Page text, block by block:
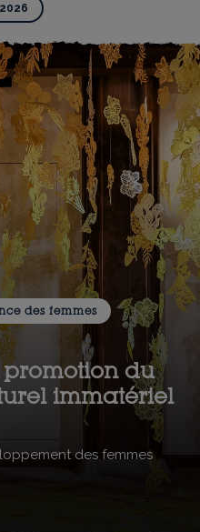
des femmes
promotion du
immatériel
des femmes